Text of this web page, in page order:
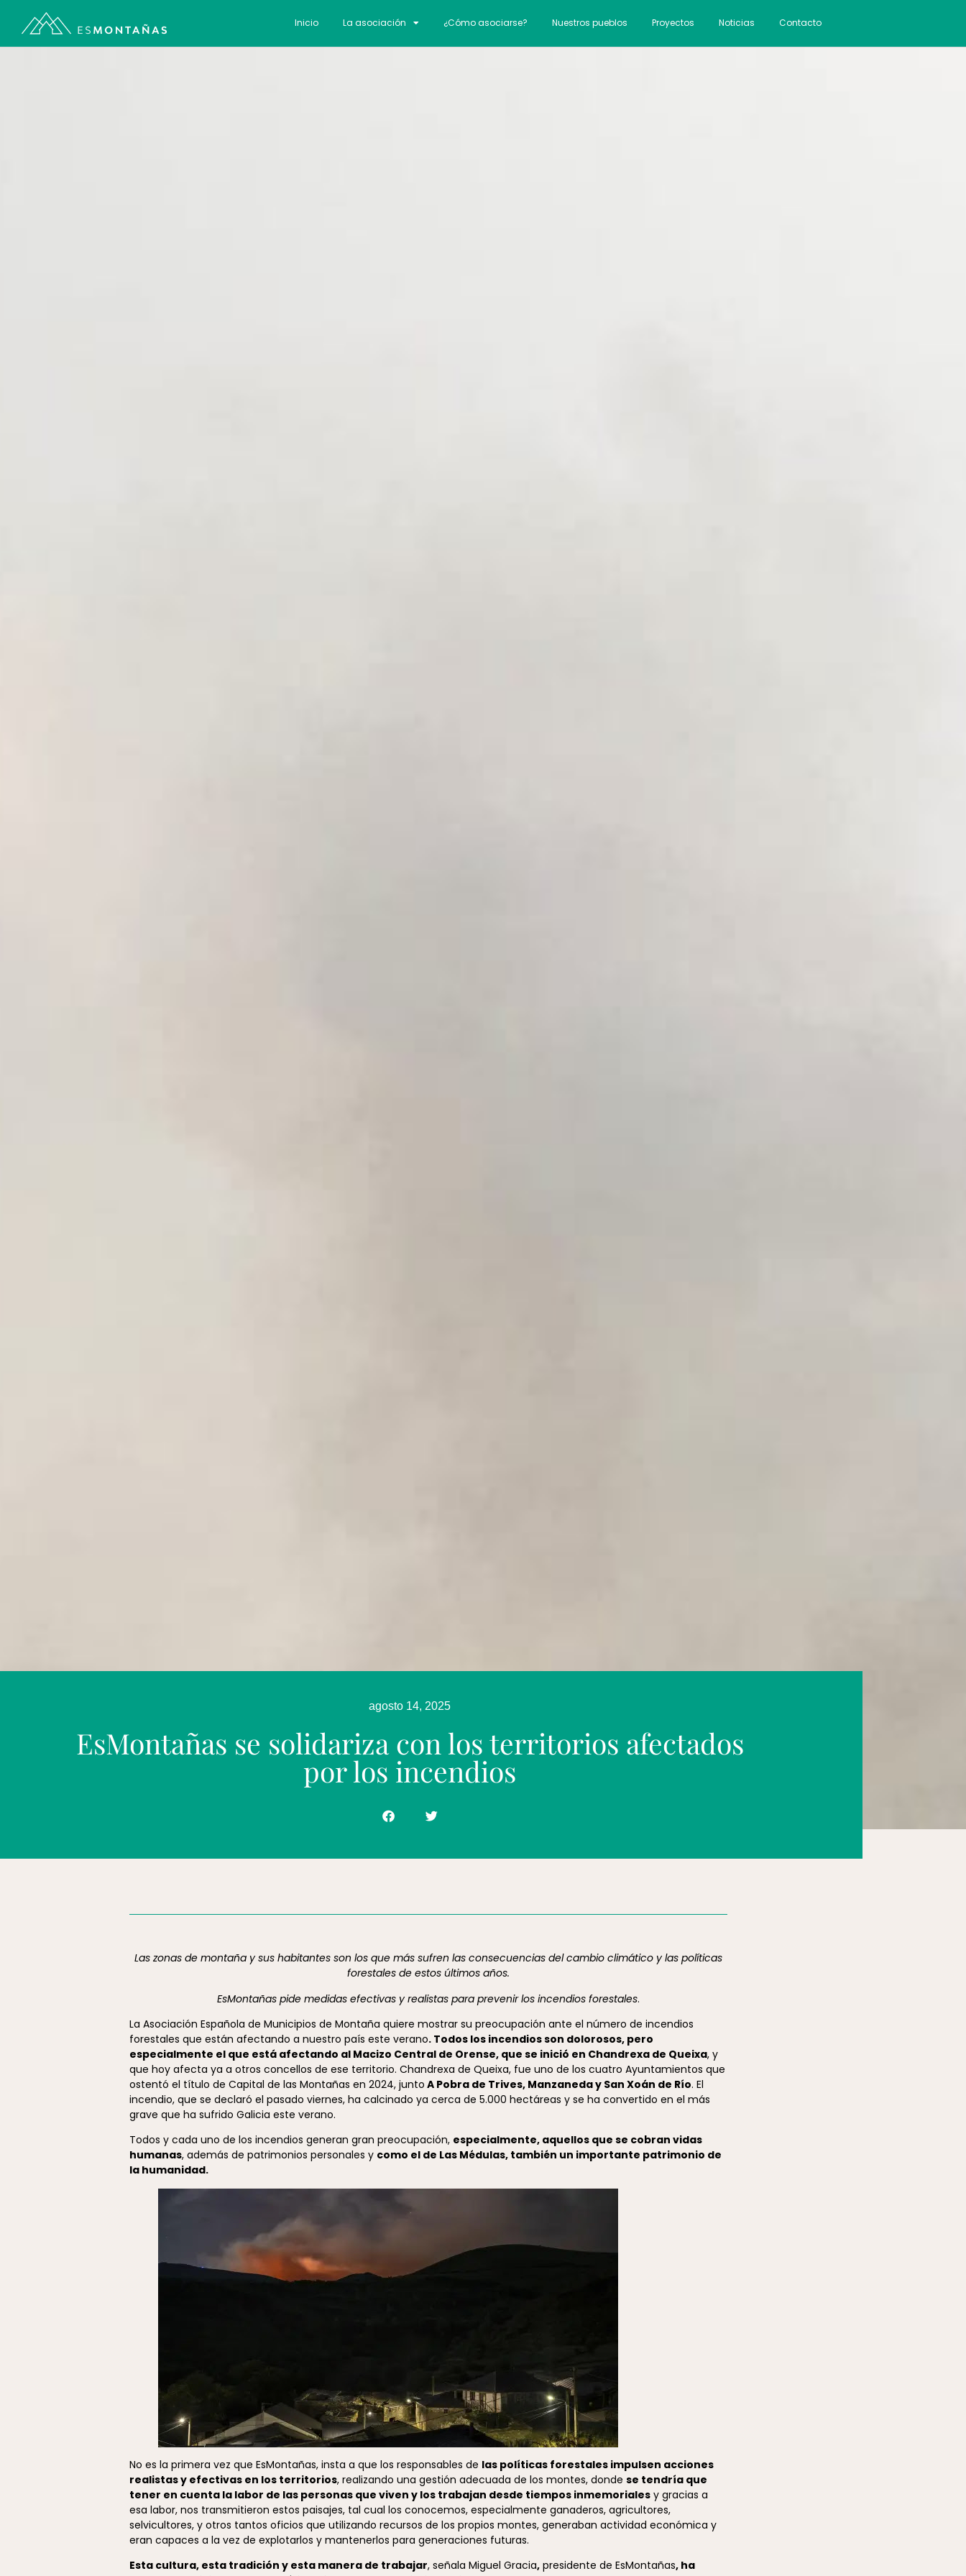
Inicio La asociación ¿Cómo asociarse? Nuestros pueblos Proyectos Noticias Contacto
agosto 14, 2025
EsMontañas se solidariza con los territorios afectados
por los incendios
Las zonas de montaña y sus habitantes son los que más sufren las consecuencias del cambio climático y las políticas
forestales de estos últimos años.
EsMontañas pide medidas efectivas y realistas para prevenir los incendios forestales.
La Asociación Española de Municipios de Montaña quiere mostrar su preocupación ante el número de incendios
forestales que están afectando a nuestro país este verano. Todos los incendios son dolorosos, pero
especialmente el que está afectando al Macizo Central de Orense, que se inició en Chandrexa de Queixa, y
que hoy afecta ya a otros concellos de ese territorio. Chandrexa de Queixa, fue uno de los cuatro Ayuntamientos que
ostentó el título de Capital de las Montañas en 2024, junto A Pobra de Trives, Manzaneda y San Xoán de Río. El
incendio, que se declaró el pasado viernes, ha calcinado ya cerca de 5.000 hectáreas y se ha convertido en el más
grave que ha sufrido Galicia este verano.
Todos y cada uno de los incendios generan gran preocupación, especialmente, aquellos que se cobran vidas
humanas, además de patrimonios personales y como el de Las Médulas, también un importante patrimonio de
la humanidad.
No es la primera vez que EsMontañas, insta a que los responsables de las políticas forestales impulsen acciones
realistas y efectivas en los territorios, realizando una gestión adecuada de los montes, donde se tendría que
tener en cuenta la labor de las personas que viven y los trabajan desde tiempos inmemoriales y gracias a
esa labor, nos transmitieron estos paisajes, tal cual los conocemos, especialmente ganaderos, agricultores,
selvicultores, y otros tantos oficios que utilizando recursos de los propios montes, generaban actividad económica y
eran capaces a la vez de explotarlos y mantenerlos para generaciones futuras.
Esta cultura, esta tradición y esta manera de trabajar, señala Miguel Gracia, presidente de EsMontañas, ha